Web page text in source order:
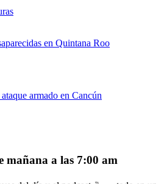
en Quintana Roo
armado en Cancún
mañana a las 7:00 am